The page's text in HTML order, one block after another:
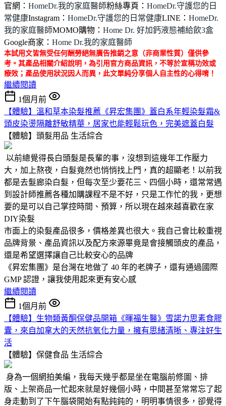
官網： HomeDr.我的家庭醫師粉絲專頁： HomeDr.守護您的日
常健康Instagram： HomeDr.守護您的日常健康LINE： HomeDr.
我的家庭醫師MOMO購物： Home Dr. 好加鈣液態補給飲3盒
Google商家： Home Dr.我的家庭醫師
本試用文皆無受任何酬勞絕無廣告推銷之意（非商業性質）僅供參
考。其產品相關介紹說明，為引用官方商品資訊，不等於宣稱功效或
療效；產品使用狀況因人而異，此文單純分享個人自主性的心得唷！
繼續閱讀
1個月前
【體驗】溫和草本染髮推薦《昇宏集團》蓋白系年輕染髮霜&
頭皮染燙隔離舒敏精華，居家也能輕鬆玩色，完美遮蓋白髮
【體驗】頭髮用品 生活綜合
以前總覺得長白頭髮是長輩的事，沒想到這幾年工作壓力
大，加上熬夜，白髮竟然也悄悄找上門，真的超顯老！以前我
都是去髮廊染白髮，但每次至少要花三、四個小時，還常常遇
到設計師推薦各種加購課程不是不好，只是工作忙的我，更想
要的是可以自己掌控時間、預算，所以現在越來越喜歡在家
DIY染髮
市面上的染髮產品很多，價格差異也很大。我自己會比較重視
品牌背景、產品資訊以及配方來源畢竟是會接觸頭皮的產品，
還是希望選擇讓自己比較安心的品牌
《昇宏集團》是台灣在地做了 40 年的老牌子，還有通過國際
GMP 認證，讓我使用起來更有安心感
繼續閱讀
1個月前
【體驗】生物類黃酮保健品開箱《暉福生醫》雪諾力思素食膠
囊，來自加拿大的天然抗氧化力量，擁有思緒清晰、專注好生
活
【體驗】保健食品 生活綜合
身為一個網拍美編，我每天幾乎都是坐在電腦前修圖、排
版、上架商品一忙起來就是好幾個小時，中間甚至常常忘了起
身走動到了下午腦袋開始有點鈍鈍的，明明事情很多，卻覺得